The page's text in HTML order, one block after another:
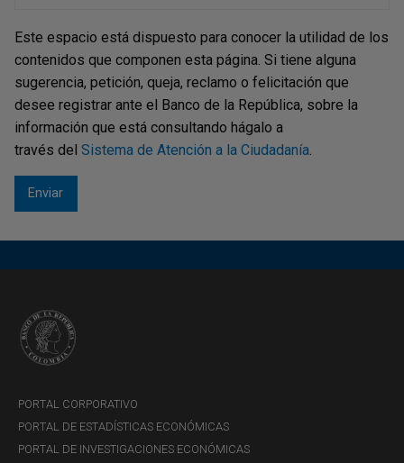
¡Registre sus Llaves!
A partir del14 de julio de 2025y en adelante, las
entidades podrán ofrecer Bre-B en los canales digitales
para el registro de Llaves. Vera un paso a paso del
registro de Llaves.
celular o en la tableta (no olvide agrandar la
Este espacio está dispuesto para conocer la utilidad de los
contenidos que componen esta página. Si tiene alguna
sugerencia, petición, queja, reclamo o felicitación que
desee registrar ante el Banco de la República, sobre la
información que está consultando hágalo a
través del Sistema de Atención a la Ciudadanía
PORTAL CORPORATIVO
PORTAL DE ESTADÍSTICAS ECONÓMICAS
PORTAL DE INVESTIGACIONES ECONÓMICAS